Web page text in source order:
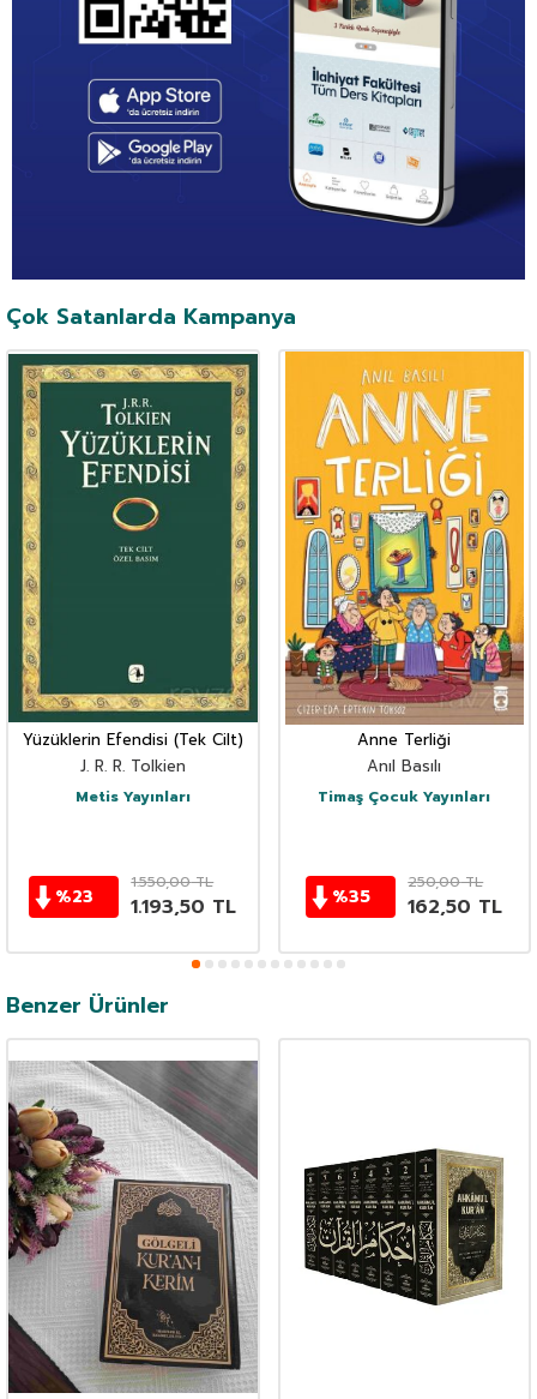
Çok Satanlarda Kampanya
Yüzüklerin Efendisi (Tek Cilt)
J. R. R. Tolkien
Metis Yayınları
%23
1.550,00TL
1.193,50 TL
Anne Terliği
Anıl Basılı
Timaş Çocuk Yayınları
%35
250,00TL
162,50 TL
Benzer Ürünler